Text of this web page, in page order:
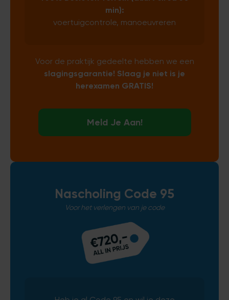
min):
voertuigcontrole, manoeuvreren
Voor de praktijk gedeelte hebben we een
slagingsgarantie! Slaag je niet is je
herexamen GRATIS!
Meld Je Aan!
Nascholing Code 95
Voor het verlengen van je code